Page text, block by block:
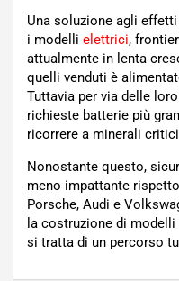
Una soluzione agli
i modelli elettrici,
attualmente in lenta
quelli venduti è
Tuttavia per via delle
richieste batterie più
ricorrere a minerali
Nonostante questo,
meno impattante
Porsche, Audi e
la costruzione di modelli
si tratta di un percorso